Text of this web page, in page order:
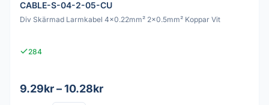
CABLE-S-04-2-05-CU
Div Skärmad Larmkabel 4x0.22mm² 2x0.5mm² Koppar Vit
284
9.29kr – 10.28kr